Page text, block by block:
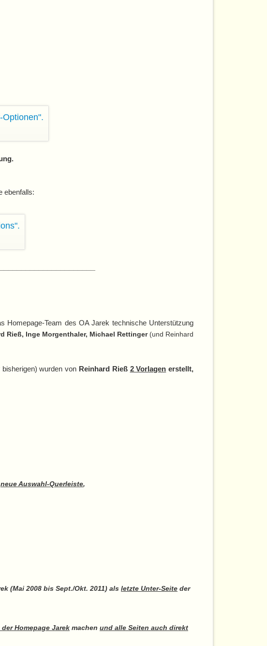
ebenfalls:
Homepage-Team des OA Jarek technische Unterstützung
Rieß, Inge Morgenthaler, Michael Rettinger(und Reinhard
wurden von Reinhard Rieß 2 Vorlagen erstellt,
neue Auswahl-Querleiste,
(Mai 2008 bis Sept./Okt. 2011) als letzte Unter-Seite der
Homepage Jarek machen und alle Seiten auch direkt